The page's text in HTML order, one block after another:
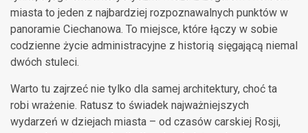
miasta to jeden z najbardziej rozpoznawalnych punktów w
panoramie Ciechanowa. To miejsce, które łączy w sobie
codzienne życie administracyjne z historią sięgającą niemal
dwóch stuleci.
Warto tu zajrzeć nie tylko dla samej architektury, choć ta
robi wrażenie. Ratusz to świadek najważniejszych
wydarzeń w dziejach miasta – od czasów carskiej Rosji,